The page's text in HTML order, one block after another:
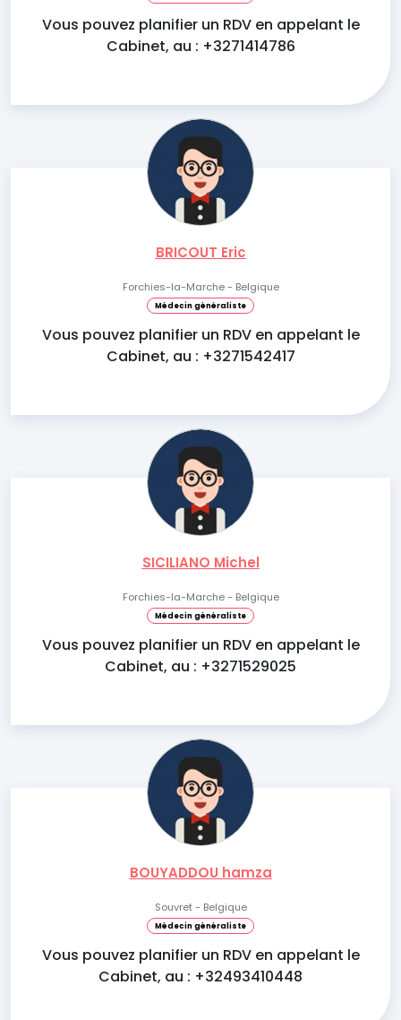
Vous pouvez planifier un RDV en appelant le
Cabinet, au : +3271414786
BRICOUT Eric
Forchies-la-Marche - Belgique
Médecin généraliste
Vous pouvez planifier un RDV en appelant le
Cabinet, au : +3271542417
SICILIANO Michel
Forchies-la-Marche - Belgique
Médecin généraliste
Vous pouvez planifier un RDV en appelant le
Cabinet, au : +3271529025
BOUYADDOU hamza
Souvret - Belgique
Médecin généraliste
Vous pouvez planifier un RDV en appelant le
Cabinet, au : +32493410448